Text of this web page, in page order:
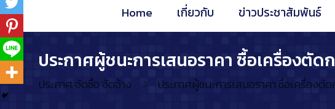
Home เกี่ยวกับ ข่าวประชาสัมพันธ์
ประกาศผู้ชนะการเสนอราคา ซื้อเครื่องตัด
ประกาศ จัดซื้อ จัดจ้าง ประกาศผู้ชนะการเสนอราคา ซื้อเครื่องตั